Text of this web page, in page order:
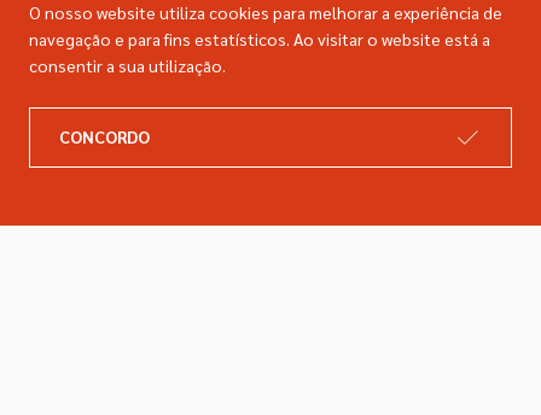
Catálogo
O nosso website utiliza cookies para melhorar a experiência de
navegação e para fins estatísticos. Ao visitar o website está a
consentir a sua utilização.
CONCORDO